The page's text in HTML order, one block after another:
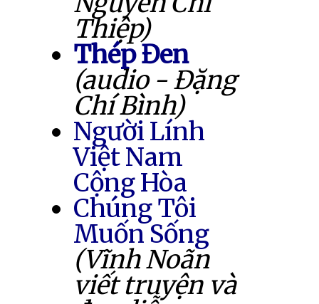
Thiệp)
Thép Đen
(audio - Đặng
Chí Bình)
Người Lính
Việt Nam
Cộng Hòa
Chúng Tôi
Muốn Sống
(Vĩnh Noãn
viết truyện và